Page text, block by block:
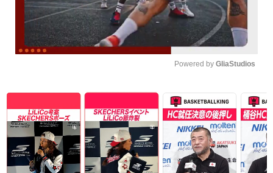
Powered by GliaStudios